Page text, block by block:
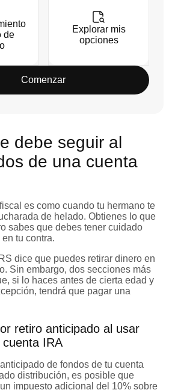
de
Explorar mis
opciones
Comenzar
debe seguir al
de una cuenta
es como cuando tu hermano te
de helado. Obtienes lo que
sabes que debes tener cuidado
tu contra.
dice que puedes retirar dinero en
Sin embargo, dos secciones más
si lo haces antes de cierta edad y
tendrá que pagar una
retiro anticipado al usar
IRA
de fondos de tu cuenta
distribución, es posible que
impuesto adicional del 10% sobre